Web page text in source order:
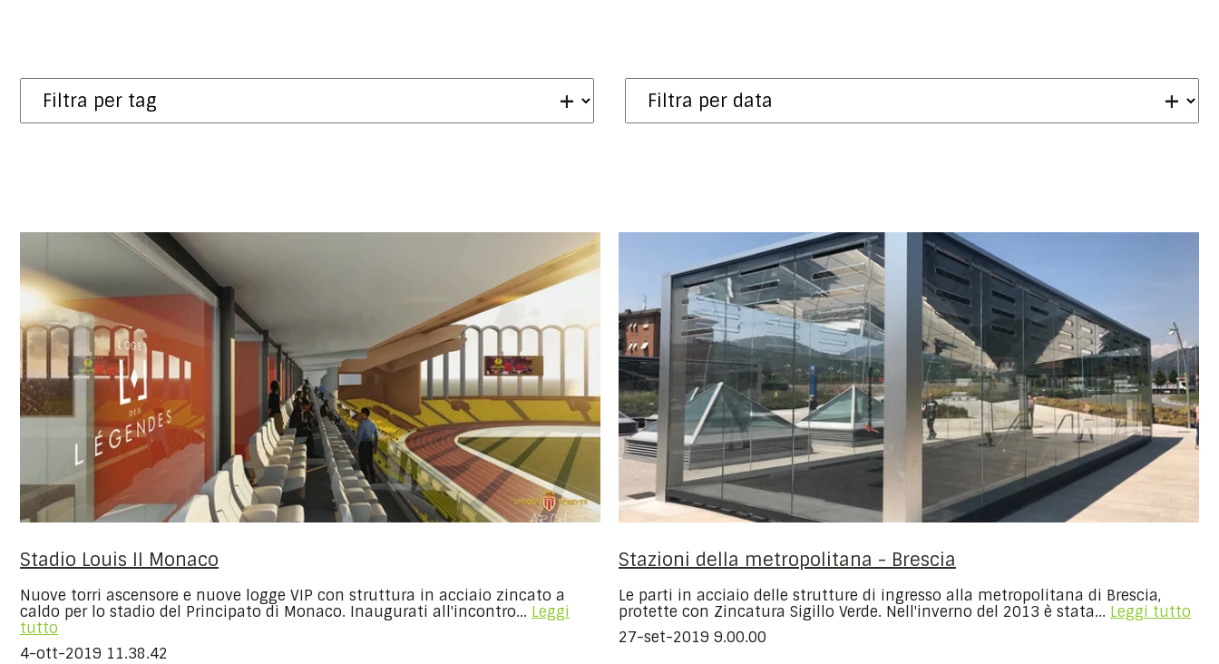
Stadio Louis II Monaco
Nuove torri ascensore e nuove logge VIP con struttura in acciaio zincato a
caldo per lo stadio del Principato di Monaco. Inaugurati all'incontro... Leggi
tutto
4-ott-2019 11.38.42
Stazioni della metropolitana - Brescia
Le parti in acciaio delle strutture di ingresso alla metropolitana di Brescia,
protette con Zincatura Sigillo Verde. Nell'inverno del 2013 è stata... Leggi tutto
27-set-2019 9.00.00